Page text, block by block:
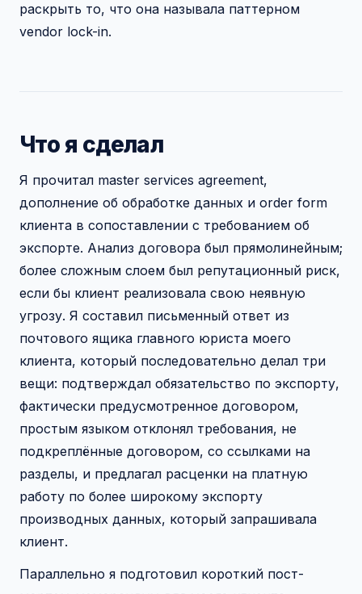
раскрыть то, что она называла паттерном
vendor lock-in.
Что я сделал
Я прочитал master services agreement,
дополнение об обработке данных и order form
клиента в сопоставлении с требованием об
экспорте. Анализ договора был прямолинейным;
более сложным слоем был репутационный риск,
если бы клиент реализовала свою неявную
угрозу. Я составил письменный ответ из
почтового ящика главного юриста моего
клиента, который последовательно делал три
вещи: подтверждал обязательство по экспорту,
фактически предусмотренное договором,
простым языком отклонял требования, не
подкреплённые договором, со ссылками на
разделы, и предлагал расценки на платную
работу по более широкому экспорту
производных данных, который запрашивала
клиент.
Параллельно я подготовил короткий пост-